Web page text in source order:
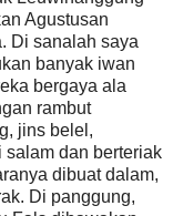
Agustusan
Di sanalah saya
banyak iwan
bergaya ala
rambut
jins belel,
salam dan berteriak
dibuat dalam,
Di panggung,